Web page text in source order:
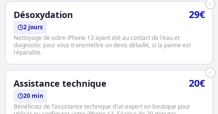
✓
Désoxydation 29€
2 jours
Nettoyage de votre iPhone 13 ayant été au contact de l'eau et
diagnostic pour vous transmettre un devis détaillé, si la panne est
réparable.
✓
Assistance technique 20€
20 min
Bénéficiez de l’assistance technique d’un expert en boutique pour